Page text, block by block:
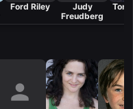
Ford Riley
Judy
Freudberg